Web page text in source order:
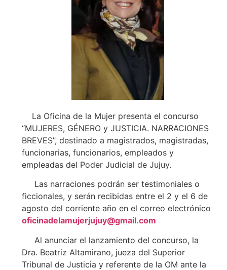
La Oficina de la Mujer presenta el concurso
“MUJERES, GÉNERO y JUSTICIA. NARRACIONES
BREVES”, destinado a magistrados, magistradas,
funcionarias, funcionarios, empleados y
empleadas del Poder Judicial de Jujuy.
Las narraciones podrán ser testimoniales o
ficcionales, y serán recibidas entre el 2 y el 6 de
agosto del corriente año en el correo electrónico
oficinadelamujerjujuy@gmail.com
Al anunciar el lanzamiento del concurso, la
Dra. Beatriz Altamirano, jueza del Superior
Tribunal de Justicia y referente de la OM ante la